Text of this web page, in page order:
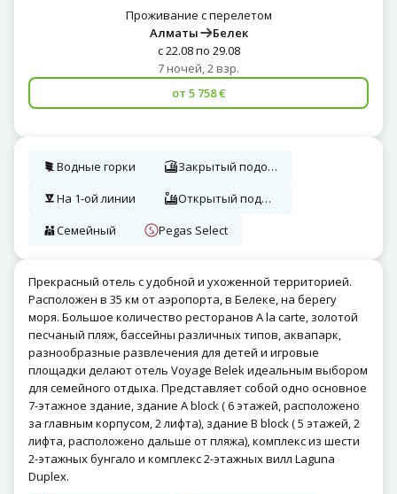
Проживание с перелетом
Алматы
Белек
с 22.08 по 29.08
7 ночей, 2 взр.
от 5 758 €
Водные горки
Закрытый подогреваемый бассейн
На 1-ой линии
Открытый подогреваемый бассейн
Семейный
Pegas Select
Прекрасный отель с удобной и ухоженной территорией.
Расположен в 35 км от аэропорта, в Белеке, на берегу
моря. Большое количество ресторанов А la carte, золотой
песчаный пляж, бассейны различных типов, аквапарк,
разнообразные развлечения для детей и игровые
площадки делают отель Voyage Belek идеальным выбором
для семейного отдыха. Представляет собой одно основное
7-этажное здание, здание A block ( 6 этажей, расположено
за главным корпусом, 2 лифта), здание B block ( 5 этажей, 2
лифта, расположено дальше от пляжа), комплекс из шести
2-этажных бунгало и комплекс 2-этажных вилл Laguna
Duplex.